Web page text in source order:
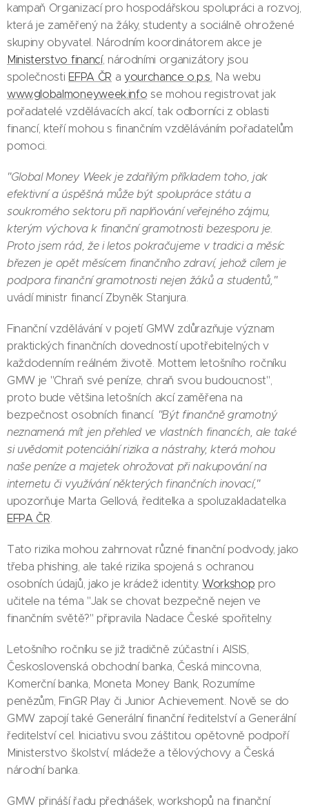
kampaň Organizací pro hospodářskou spolupráci a rozvoj,
která je zaměřený na žáky, studenty a sociálně ohrožené
skupiny obyvatel. Národním koordinátorem akce je
Ministerstvo financí, národními organizátory jsou
společnosti EFPA ČR a yourchance o.p.s. Na webu
www.globalmoneyweek.info se mohou registrovat jak
pořadatelé vzdělávacích akcí, tak odborníci z oblasti
financí, kteří mohou s finančním vzděláváním pořadatelům
pomoci.
"Global Money Week je zdařilým příkladem toho, jak
efektivní a úspěšná může být spolupráce státu a
soukromého sektoru při naplňování veřejného zájmu,
kterým výchova k finanční gramotnosti bezesporu je.
Proto jsem rád, že i letos pokračujeme v tradici a měsíc
březen je opět měsícem finančního zdraví, jehož cílem je
podpora finanční gramotnosti nejen žáků a studentů,"
uvádí ministr financí Zbyněk Stanjura.
Finanční vzdělávání v pojetí GMW zdůrazňuje význam
praktických finančních dovedností upotřebitelných v
každodenním reálném životě. Mottem letošního ročníku
GMW je "Chraň své peníze, chraň svou budoucnost",
proto bude většina letošních akcí zaměřena na
bezpečnost osobních financí. "Být finančně gramotný
neznamená mít jen přehled ve vlastních financích, ale také
si uvědomit potenciální rizika a nástrahy, která mohou
naše peníze a majetek ohrožovat při nakupování na
internetu či využívání některých finančních inovací,"
upozorňuje Marta Gellová, ředitelka a spoluzakladatelka
EFPA ČR.
Tato rizika mohou zahrnovat různé finanční podvody, jako
třeba phishing, ale také rizika spojená s ochranou
osobních údajů, jako je krádež identity. Workshop pro
učitele na téma "Jak se chovat bezpečně nejen ve
finančním světě?" připravila Nadace České spořitelny.
Letošního ročníku se již tradičně zúčastní i AISIS,
Československá obchodní banka, Česká mincovna,
Komerční banka, Moneta Money Bank, Rozumíme
penězům, FinGR Play či Junior Achievement. Nově se do
GMW zapojí také Generální finanční ředitelství a Generální
ředitelství cel. Iniciativu svou záštitou opětovně podpoří
Ministerstvo školství, mládeže a tělovýchovy a Česká
národní banka.
GMW přináší řadu přednášek, workshopů na finanční